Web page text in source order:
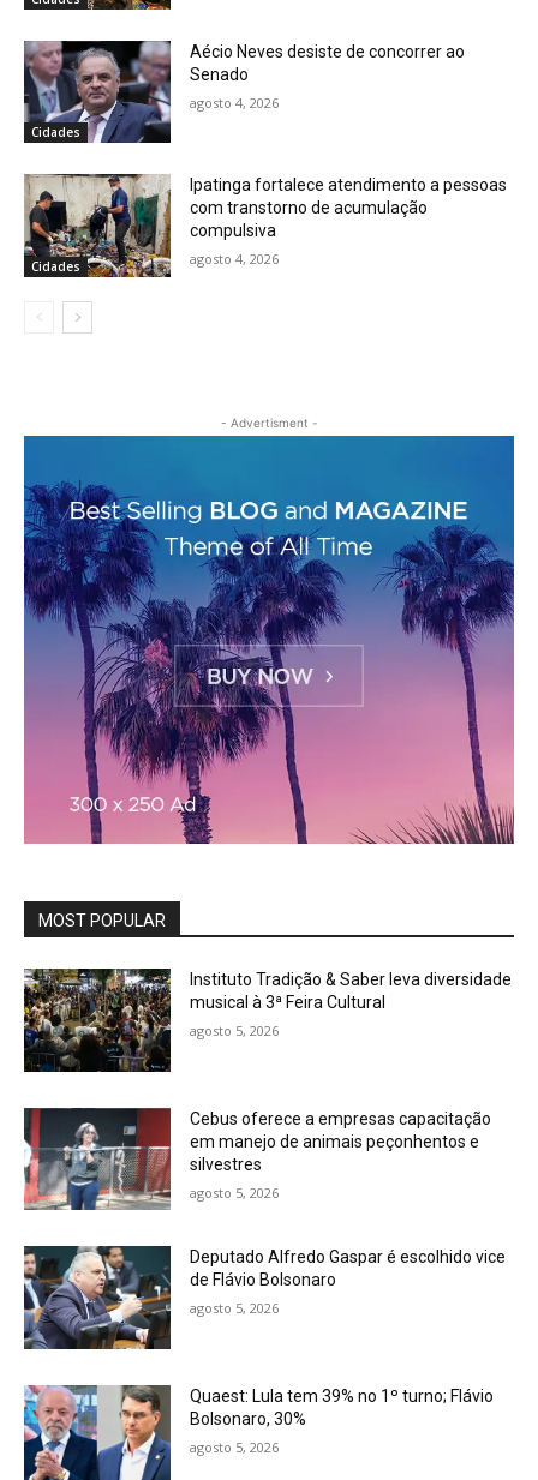
Cidades
Aécio Neves desiste de concorrer ao
Senado
agosto 4, 2026
Cidades
Ipatinga fortalece atendimento a pessoas
com transtorno de acumulação
compulsiva
agosto 4, 2026
- Advertisment -
MOST POPULAR
Instituto Tradição & Saber leva diversidade
musical à 3ª Feira Cultural
agosto 5, 2026
Cebus oferece a empresas capacitação
em manejo de animais peçonhentos e
silvestres
agosto 5, 2026
Deputado Alfredo Gaspar é escolhido vice
de Flávio Bolsonaro
agosto 5, 2026
Quaest: Lula tem 39% no 1º turno; Flávio
Bolsonaro, 30%
agosto 5, 2026